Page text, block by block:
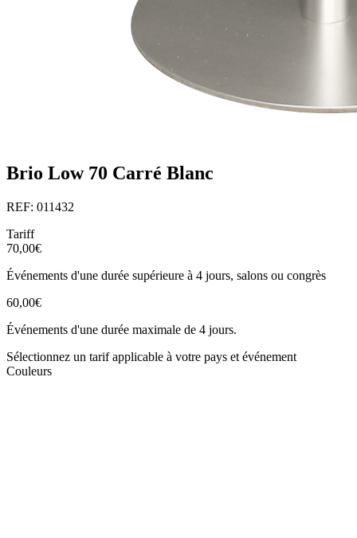
Brio Low 70 Carré Blanc
REF: 011432
Tariff
70,00€
Événements d'une durée supérieure à 4 jours, salons ou congrès
60,00€
Événements d'une durée maximale de 4 jours.
Sélectionnez un tarif applicable à votre pays et événement
Couleurs